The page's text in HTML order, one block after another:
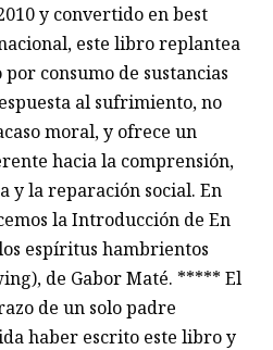
y convertido en best
este libro replantea
consumo de sustancias
al sufrimiento, no
moral, y ofrece un
hacia la comprensión,
y la reparación social. En
la Introducción de En
espíritus hambrientos
de Gabor Maté. ***** El
de un solo padre
haber escrito este libro y